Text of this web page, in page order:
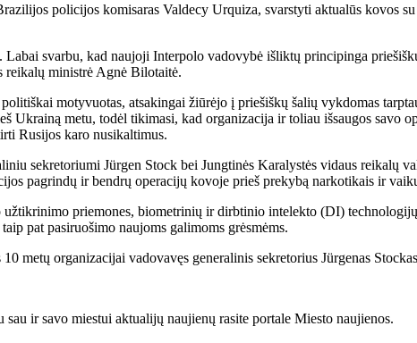
policijos komisaras Valdecy Urquiza, svarstyti aktualūs kovos
svarbu, kad naujoji Interpolo vadovybė išliktų principinga
reikalų ministrė Agnė Bilotaitė.
motyvuotas, atsakingai žiūrėjo į priešiškų šalių vykdomas
Ukrainą metu, todėl tikimasi, kad organizacija ir toliau išsaugos savo
Rusijos karo nusikaltimus.
sekretoriumi Jürgen Stock bei Jungtinės Karalystės vidaus reikalų
pagrindų ir bendrų operacijų kovoje prieš prekybą narkotikais ir
priemones, biometrinių ir dirbtinio intelekto (DI)
pat pasiruošimo naujoms galimoms grėsmėms.
organizacijai vadovavęs generalinis sekretorius Jürgenas
ir savo miestui aktualijų naujienų rasite portale Miesto naujienos.